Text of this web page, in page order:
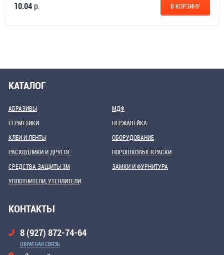
10.04 р. В КОРЗИНУ
КАТАЛОГ
АБРАЗИВЫ
ГЕРМЕТИКИ
КЛЕИ И ЛЕНТЫ
МДФ
НЕРЖАВЕЙКА
ОБОРУДОВАНИЕ
РАСХОДНИКИ И ДРУГОЕ
СРЕДСТВА ЗАЩИТЫ 3М
УПЛОТНИТЕЛИ, УТЕПЛИТЕЛИ
ПОРОШКОВЫЕ КРАСКИ
ЗАМКИ И ФУРНИТУРА
КОНТАКТЫ
8 (927) 872-74-64
ОБРАТНАЯ СВЯЗЬ